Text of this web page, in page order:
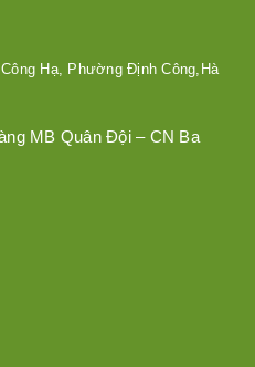
Hạ, Phường Định Công,Hà
MB Quân Đội – CN Ba